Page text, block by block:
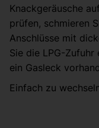
Knackgeräusche
prüfen, schmieren
Anschlüsse mit
Sie die LPG-Zufuhr
ein Gasleck
Einfach zu